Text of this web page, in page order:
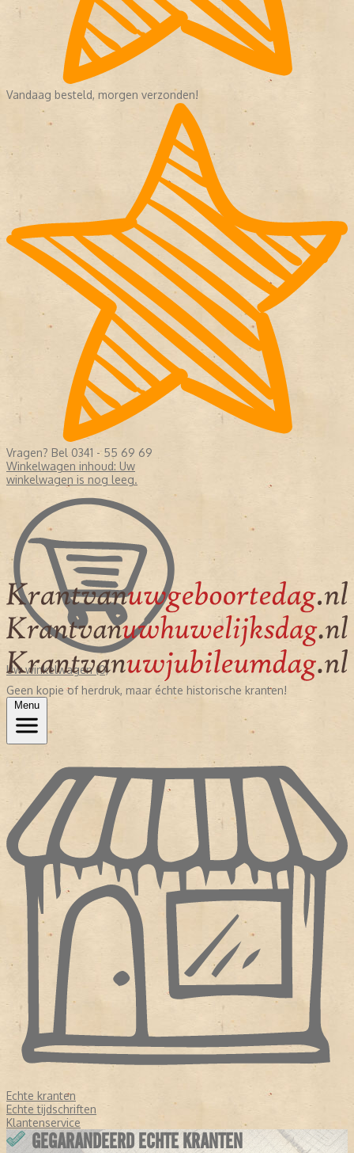
Vandaag besteld, morgen verzonden!
Vragen? Bel 0341 - 55 69 69
Winkelwagen inhoud: Uw
winkelwagen is nog leeg.
Uw winkelwagen (0)
Geen kopie of herdruk, maar échte historische kranten!
Menu
Echte kranten
Echte tijdschriften
Klantenservice
GEGARANDEERD ECHTE KRANTEN